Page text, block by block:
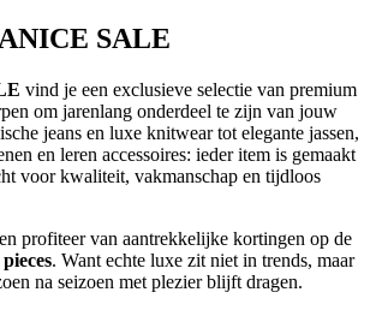
SALE
vind je een exclusieve selectie van premium
om jarenlang onderdeel te zijn van jouw
jeans en luxe knitwear tot elegante jassen,
en leren accessoires: ieder item is gemaakt
voor kwaliteit, vakmanschap en tijdloos
profiteer van aantrekkelijke kortingen op de
. Want echte luxe zit niet in trends, maar
na seizoen met plezier blijft dragen.